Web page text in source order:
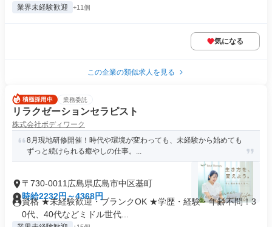
業界未経験歓迎 +11個
気になる
この企業の類似求人を見る
業務委託
リラクゼーションセラピスト
株式会社ボディワーク
8月現地研修開催！時代や環境が変わっても、未経験から始めても
ずっと続けられる癒やしの仕事。...
〒730-0011広島県広島市中区基町
時給2232円～4368円
資格 ★未経験歓迎・ブランクOK ★学歴・経験・年齢不問！3
0代、40代などミドル世代...